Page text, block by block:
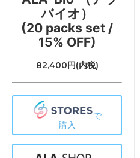
バイオ）
(20 packs set /
15% OFF)
82,400円(内税)
で
購入